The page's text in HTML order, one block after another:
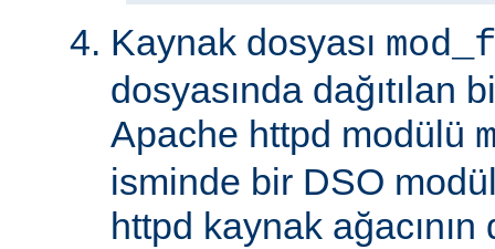
Kaynak dosyası
dosyasında dağıtılan
Apache httpd modülü
isminde bir DSO
httpd kaynak ağacının